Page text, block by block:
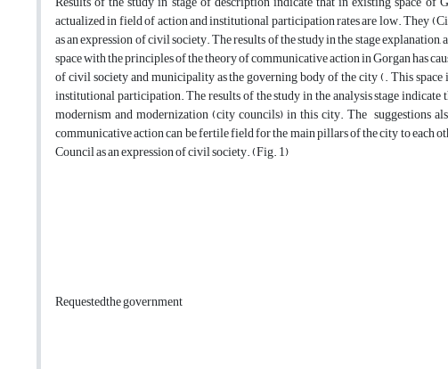
actualized in field of action and institutional participation rates are low. They
as an expression of civil society. The results of the study in the stage
space with the principles of the theory of communicative action in Gorgan has
of civil society and municipality as the governing body of the city (. This
institutional participation. The results of the study in the analysis stage
modernism and modernization (city councils) in this city. The suggestions
communicative action can be fertile field for the main pillars of the city to each
Council as an expression of civil society. (Fig. 1)
Requestedthe government